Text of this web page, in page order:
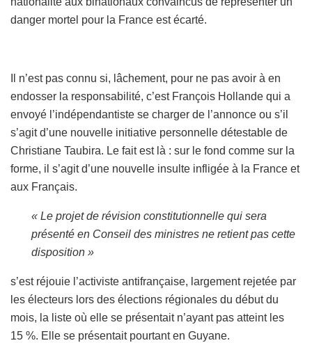
danger mortel pour la France est écarté.
Il n’est pas connu si, lâchement, pour ne pas avoir à en
endosser la responsabilité, c’est François Hollande qui a
envoyé l’indépendantiste se charger de l’annonce ou s’il
s’agitd’une nouvelle initiative personnelle détestable de
Christiane Taubira. Le fait est là : sur le fond comme sur la
forme, il s’agit d’une nouvelle insulte infligée à la France et
aux Français.
« Le projet de révision constitutionnelle qui sera
présenté en Conseil des ministres ne retient pas cette
disposition »
s’est réjouie l’activiste antifrançaise, largement rejetée par
les électeurs lors des élections régionales du début du
mois, la liste où elle se présentait n’ayant pas atteint les
15 %. Elle se présentait pourtant en Guyane.